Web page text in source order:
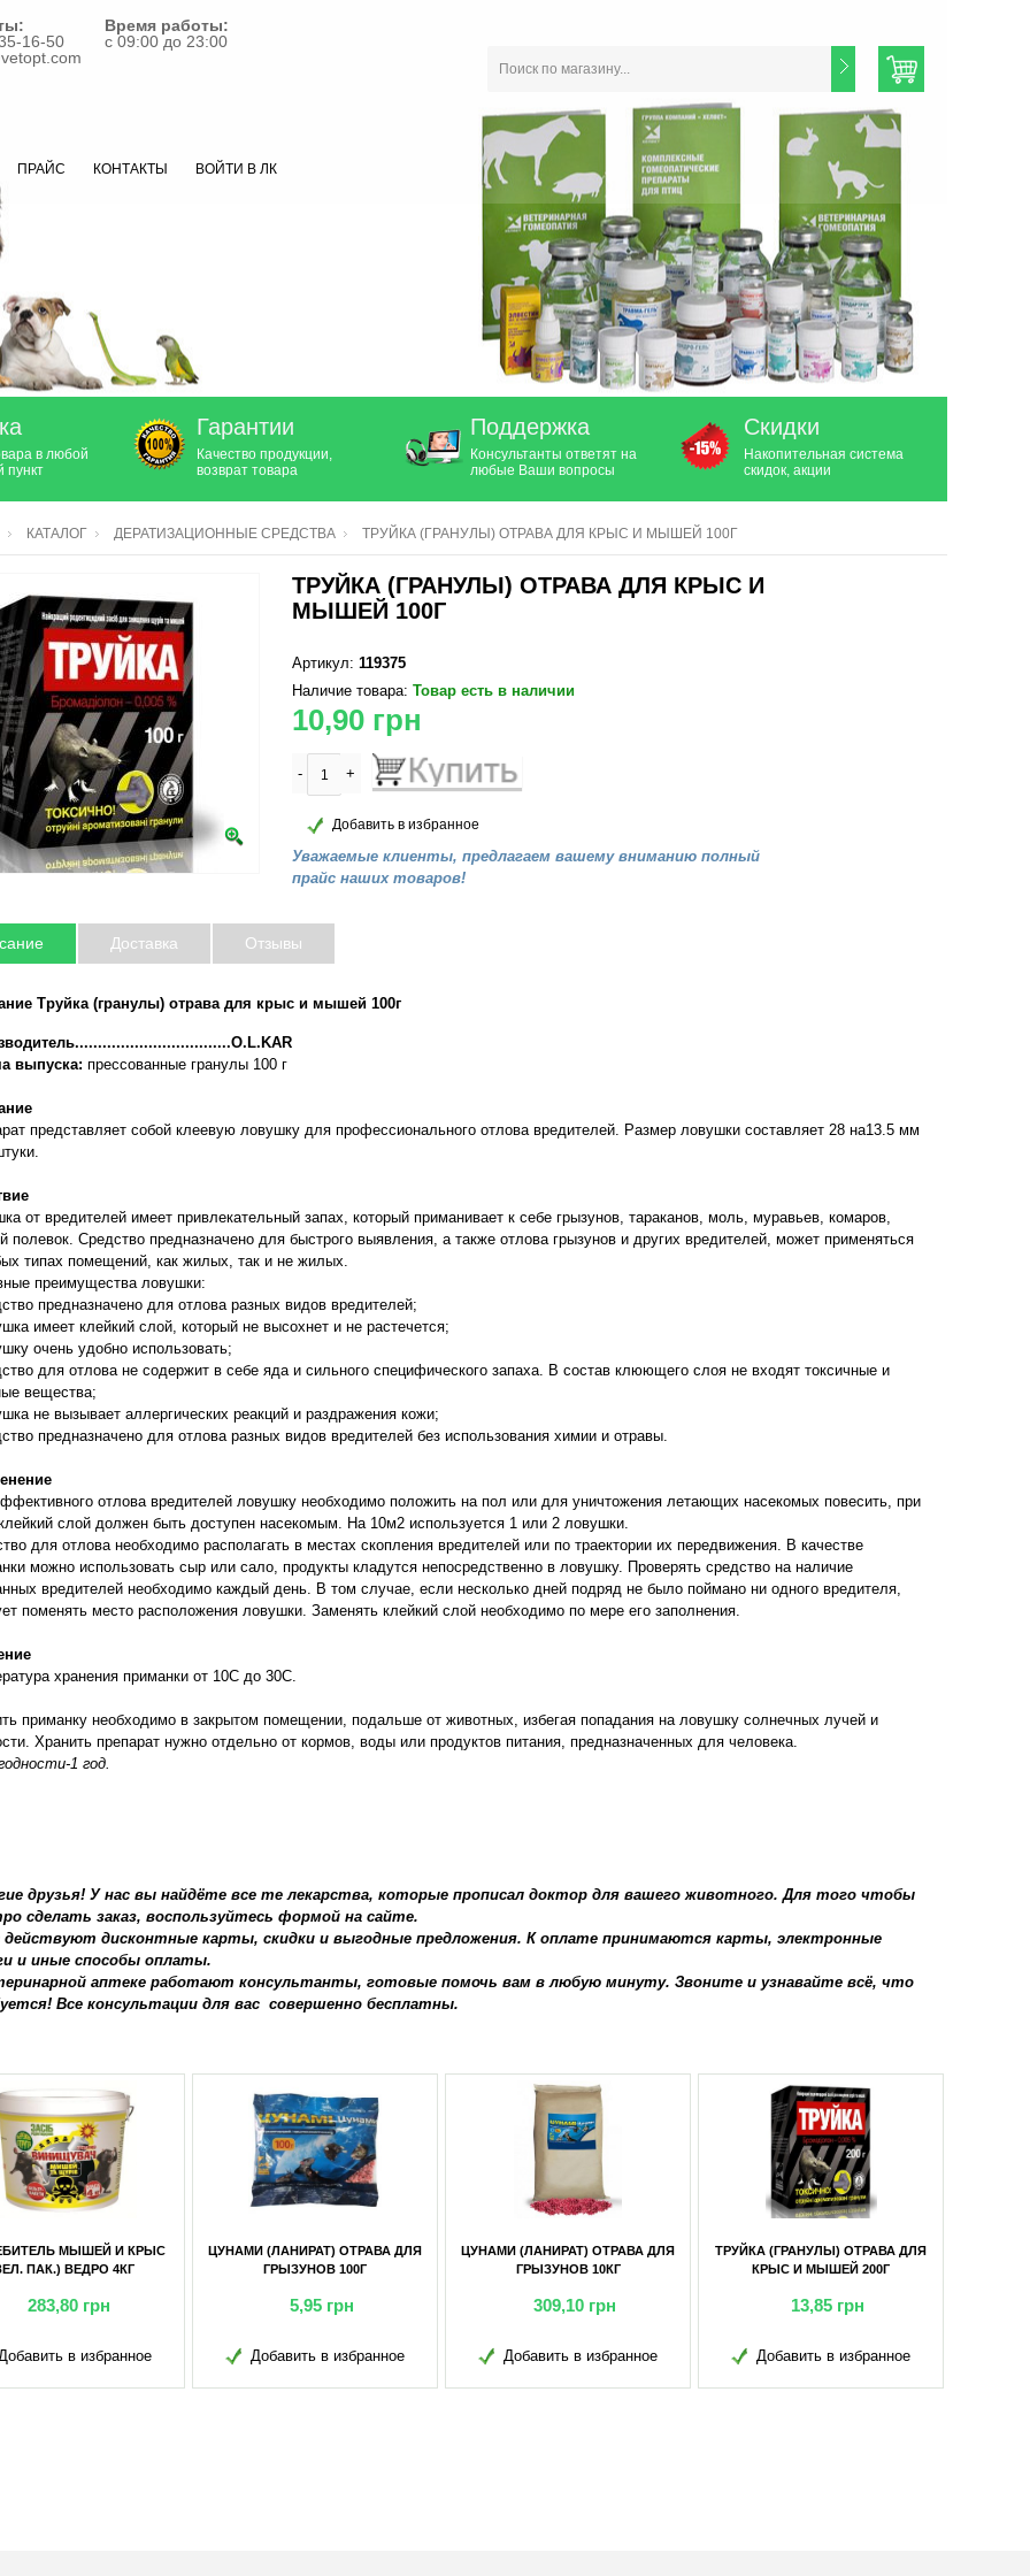
16-50
Время работы:
с 09:00 до 23:00
ПРАЙС КОНТАКТЫ ВОЙТИ В ЛК
в любой
пункт
Гарантии
Качество продукции,
возврат товара
Поддержка
Консультанты ответят на
любые Ваши вопросы
Скидки
Накопительная система
скидок, акции
КАТАЛОГ ДЕРАТИЗАЦИОННЫЕ СРЕДСТВА ТРУЙКА (ГРАНУЛЫ) ОТРАВА ДЛЯ КРЫС И МЫШЕЙ 100Г
ТРУЙКА (ГРАНУЛЫ) ОТРАВА ДЛЯ КРЫС И
МЫШЕЙ 100Г
Артикул: 119375
Наличие товара: Товар есть в наличии
10,90 грн
- +
Добавить в избранное
Уважаемые клиенты, предлагаем вашему вниманию полный
прайс наших товаров!
Доставка Отзывы
Труйка (гранулы) отрава для крыс и мышей 100г
O.L.KAR
выпуска: прессованные гранулы 100 г
представляет собой клеевую ловушку для профессионального отлова вредителей. Размер ловушки составляет 28 на13.5 мм
от вредителей имеет привлекательный запах, который приманивает к себе грызунов, тараканов, моль, муравьев, комаров,
полевок. Средство предназначено для быстрого выявления, а также отлова грызунов и других вредителей, может применяться
типах помещений, как жилых, так и не жилых.
преимущества ловушки:
предназначено для отлова разных видов вредителей;
имеет клейкий слой, который не высохнет и не растечется;
очень удобно использовать;
для отлова не содержит в себе яда и сильного специфического запаха. В состав клюющего слоя не входят токсичные и
вещества;
не вызывает аллергических реакций и раздражения кожи;
предназначено для отлова разных видов вредителей без использования химии и отравы.
отлова вредителей ловушку необходимо положить на пол или для уничтожения летающих насекомых повесить, при
слой должен быть доступен насекомым. На 10м2 используется 1 или 2 ловушки.
для отлова необходимо располагать в местах скопления вредителей или по траектории их передвижения. В качестве
можно использовать сыр или сало, продукты кладутся непосредственно в ловушку. Проверять средство на наличие
вредителей необходимо каждый день. В том случае, если несколько дней подряд не было поймано ни одного вредителя,
поменять место расположения ловушки. Заменять клейкий слой необходимо по мере его заполнения.
хранения приманки от 10С до 30С.
приманку необходимо в закрытом помещении, подальше от животных, избегая попадания на ловушку солнечных лучей и
Хранить препарат нужно отдельно от кормов, воды или продуктов питания, предназначенных для человека.
1 год.
друзья! У нас вы найдёте все те лекарства, которые прописал доктор для вашего животного. Для того чтобы
сделать заказ, воспользуйтесь формой на сайте.
действуют дисконтные карты, скидки и выгодные предложения. К оплате принимаются карты, электронные
и иные способы оплаты.
аптеке работают консультанты, готовые помочь вам в любую минуту. Звоните и узнавайте всё, что
Все консультации для вас совершенно бесплатны.
ДЛЯ
ЦУНАМИ (ЛАНИРАТ) ОТРАВА ДЛЯ
ГРЫЗУНОВ 10КГ
Добавить в избранное
ТРУЙКА (ГРАНУЛЫ) ОТРАВА ДЛЯ
КРЫС И МЫШЕЙ 200Г
Добавить в избранное
ИСТРЕБИТЕЛЬ МЫШЕЙ И КРЫС
(ЗЕЛ. ПАК. №20) 200Г
Добавить в избранное
ИСТРЕБИТЕЛЬ МЫШЕЙ
Добавить в